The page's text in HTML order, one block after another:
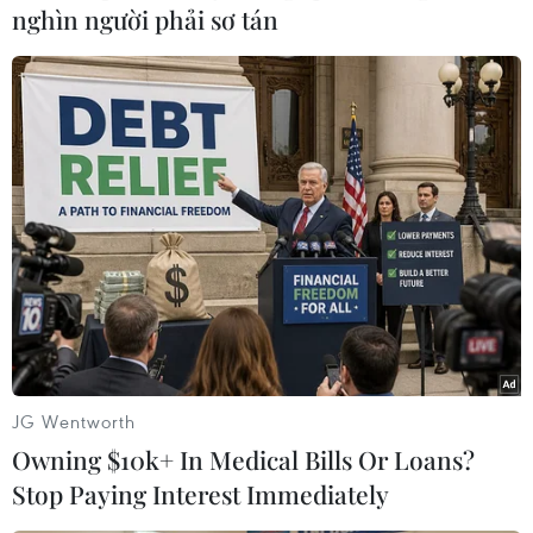
Minh sẽ tăng cường kiểm tra, giám sát về việc
thực hiện những yêu cầu nói trên tại các bệnh
viện.
Trước đó, bác sỹ Âu Gia Thịnh đã có thư tay gửi
một công ty dược phẩm, đòi doanh nghiệp này
chi đủ "hoa hồng" số thực phẩm chức năng mà
bác sỹ này đã kê cho bệnh nhân trong thời gian
qua. Trong khi đó, quy định hiện hành của Bộ Y
tế nghiêm cấm hành vi kê thực phẩm chức năng
vào đơn thuốc./.
(TTXVN/Vietnam+)
nghìn người phải sơ tán
JG Wentworth
Owning $10k+ In Medical Bills Or Loans?
Stop Paying Interest Immediately